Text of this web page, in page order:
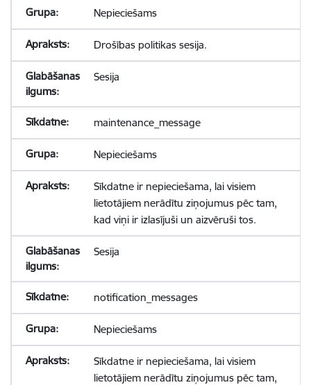
Nepieciešams
Drošības politikas sesija.
Sesija
maintenance_message
Nepieciešams
Sīkdatne ir nepieciešama, lai visiem
lietotājiem nerādītu ziņojumus pēc tam,
kad viņi ir izlasījuši un aizvēruši tos.
Sesija
notification_messages
Nepieciešams
Sīkdatne ir nepieciešama, lai visiem
lietotājiem nerādītu ziņojumus pēc tam,